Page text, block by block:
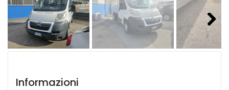
Next
Informazioni